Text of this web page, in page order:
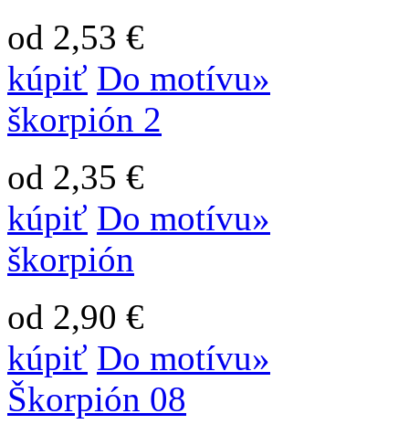
od 2,53 €
kúpiť Do motívu»
škorpión 2
od 2,35 €
kúpiť Do motívu»
škorpión
od 2,90 €
kúpiť Do motívu»
Škorpión 08